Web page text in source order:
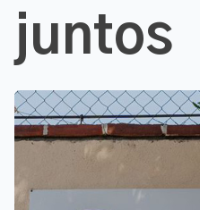
juntos